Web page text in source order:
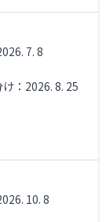
7. 8
：2026. 8. 25
10. 8